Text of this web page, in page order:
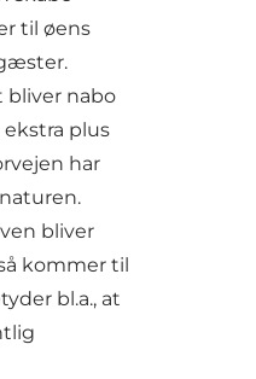
til øens
bliver nabo
plus
har
bliver
kommer til
bl.a., at